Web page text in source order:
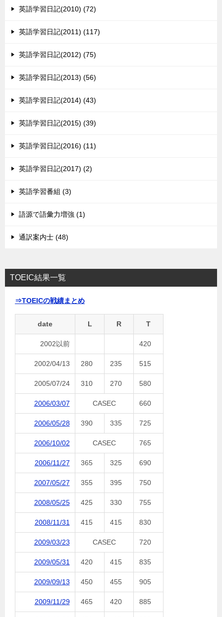
英語学習日記(2010) (72)
英語学習日記(2011) (117)
英語学習日記(2012) (75)
英語学習日記(2013) (56)
英語学習日記(2014) (43)
英語学習日記(2015) (39)
英語学習日記(2016) (11)
英語学習日記(2017) (2)
英語学習番組 (3)
語源で語彙力増強 (1)
通訳案内士 (48)
TOEIC結果一覧
⇒TOEICの戦績まとめ
date L R T
2002以前 420
2002/04/13 280 235 515
2005/07/24 310 270 580
2006/03/07 CASEC 660
2006/05/28 390 335 725
2006/10/02 CASEC 765
2006/11/27 365 325 690
2007/05/27 355 395 750
2008/05/25 425 330 755
2008/11/31 415 415 830
2009/03/23 CASEC 720
2009/05/31 420 415 835
2009/09/13 450 455 905
2009/11/29 465 420 885